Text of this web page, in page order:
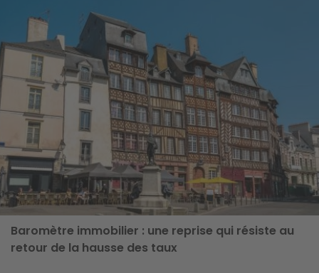
Baromètre immobilier : une reprise qui résiste au
retour de la hausse des taux